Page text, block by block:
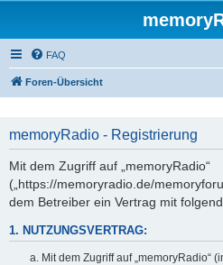
FAQ
Foren-Übersicht
memoryRadio - Registrierung
Mit dem Zugriff auf „memoryRadio“
(„https://memoryradio.de/
dem Betreiber ein Vertrag mit
1. NUTZUNGSVERTRAG:
Mit dem Zugriff auf „memoryRadio“